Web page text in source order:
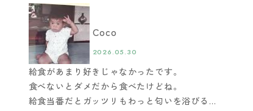
Coco
2026.05.30
給食があまり好きじゃなかったです。
食べないとダメだから食べたけどね。
給食当番だとガッツリもわっと匂いを浴びる…